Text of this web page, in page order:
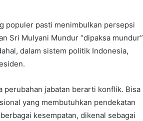
populer pasti menimbulkan persepsi
Sri Mulyani Mundur “dipaksa mundur”
dalam sistem politik Indonesia,
jabatan berarti konflik. Bisa
yang membutuhkan pendekatan
kesempatan, dikenal sebagai